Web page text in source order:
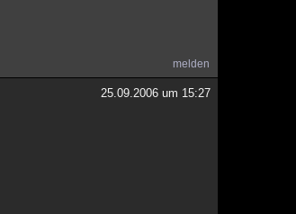
melden
25.09.2006 um 15:27